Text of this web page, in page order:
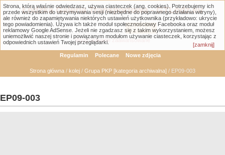
Łódzka Galeria Transportowa - GTLodz.eu
Wyszukiwanie zaawansowane
Regulamin Polecane Nowe zdjęcia
Strona główna / kolej / Grupa PKP [kategoria archiwalna] / EP09-003
EP09-003
Strona, którą właśnie odwiedzasz, używa ciasteczek (ang. cookies). Potrzebujemy ich
przede wszystkim do utrzymywania sesji (niezbędne do poprawnego działania witryny),
ale również do zapamiętywania niektórych ustawień użytkownika (przykładowo: ukrycie
tego powiadomienia). Używa ich także moduł społecznościowy Facebooka oraz moduł
reklamowy Google AdSense. Jeżeli nie zgadzasz się z takim wykorzystaniem, możesz
uniemożliwić naszej stronie i powiązanym modułom używanie ciasteczek, korzystając z
odpowiednich ustawień Twojej przeglądarki.
[zamknij]